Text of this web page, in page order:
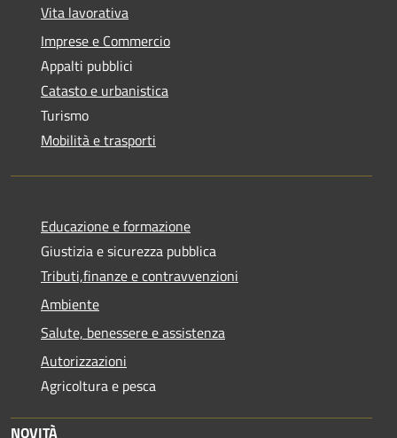
Vita lavorativa
Imprese e Commercio
Appalti pubblici
Catasto e urbanistica
Turismo
Mobilità e trasporti
Educazione e formazione
Giustizia e sicurezza pubblica
Tributi,finanze e contravvenzioni
Ambiente
Salute, benessere e assistenza
Autorizzazioni
Agricoltura e pesca
NOVITÀ